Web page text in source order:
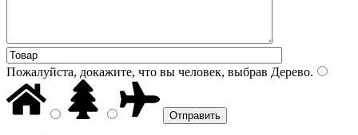
Пожалуйста, докажите, что вы человек, выбрав Дерево.